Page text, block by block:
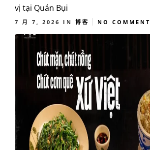
vị tại Quán Bụi
7 月 7, 2026 IN 博客 NO COMMENT